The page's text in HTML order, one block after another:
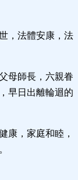
，法體安康，法
母師長，六親眷
早日出離輪迴的
康，家庭和睦，